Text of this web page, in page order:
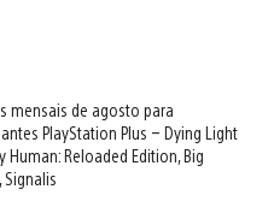
mensais de agosto para
PlayStation Plus – Dying Light
Human: Reloaded Edition, Big
Signalis